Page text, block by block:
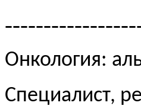
Онкология:
Специалист,